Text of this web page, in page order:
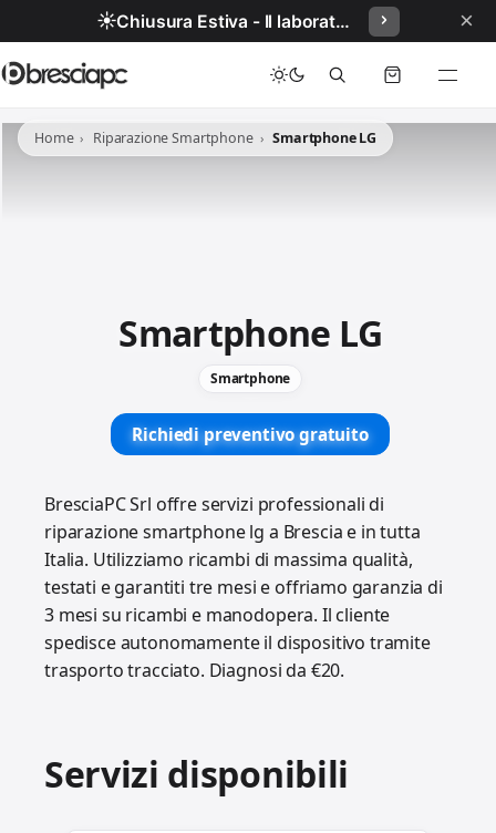
☀️ Chiusura Estiva - Il laboratorio resterà chiuso per ferie dal 29/06/2026 al 05/07/2026 compresi. ×
Home Riparazione Smartphone Smartphone LG
Smartphone LG
Smartphone
Richiedi preventivo gratuito
BresciaPC Srl offre servizi professionali di
riparazione smartphone lg a Brescia e in tutta
Italia. Utilizziamo ricambi di massima qualità,
testati e garantiti tre mesi e offriamo garanzia di
3 mesi su ricambi e manodopera. Il cliente
spedisce autonomamente il dispositivo tramite
trasporto tracciato. Diagnosi da €20.
Servizi disponibili